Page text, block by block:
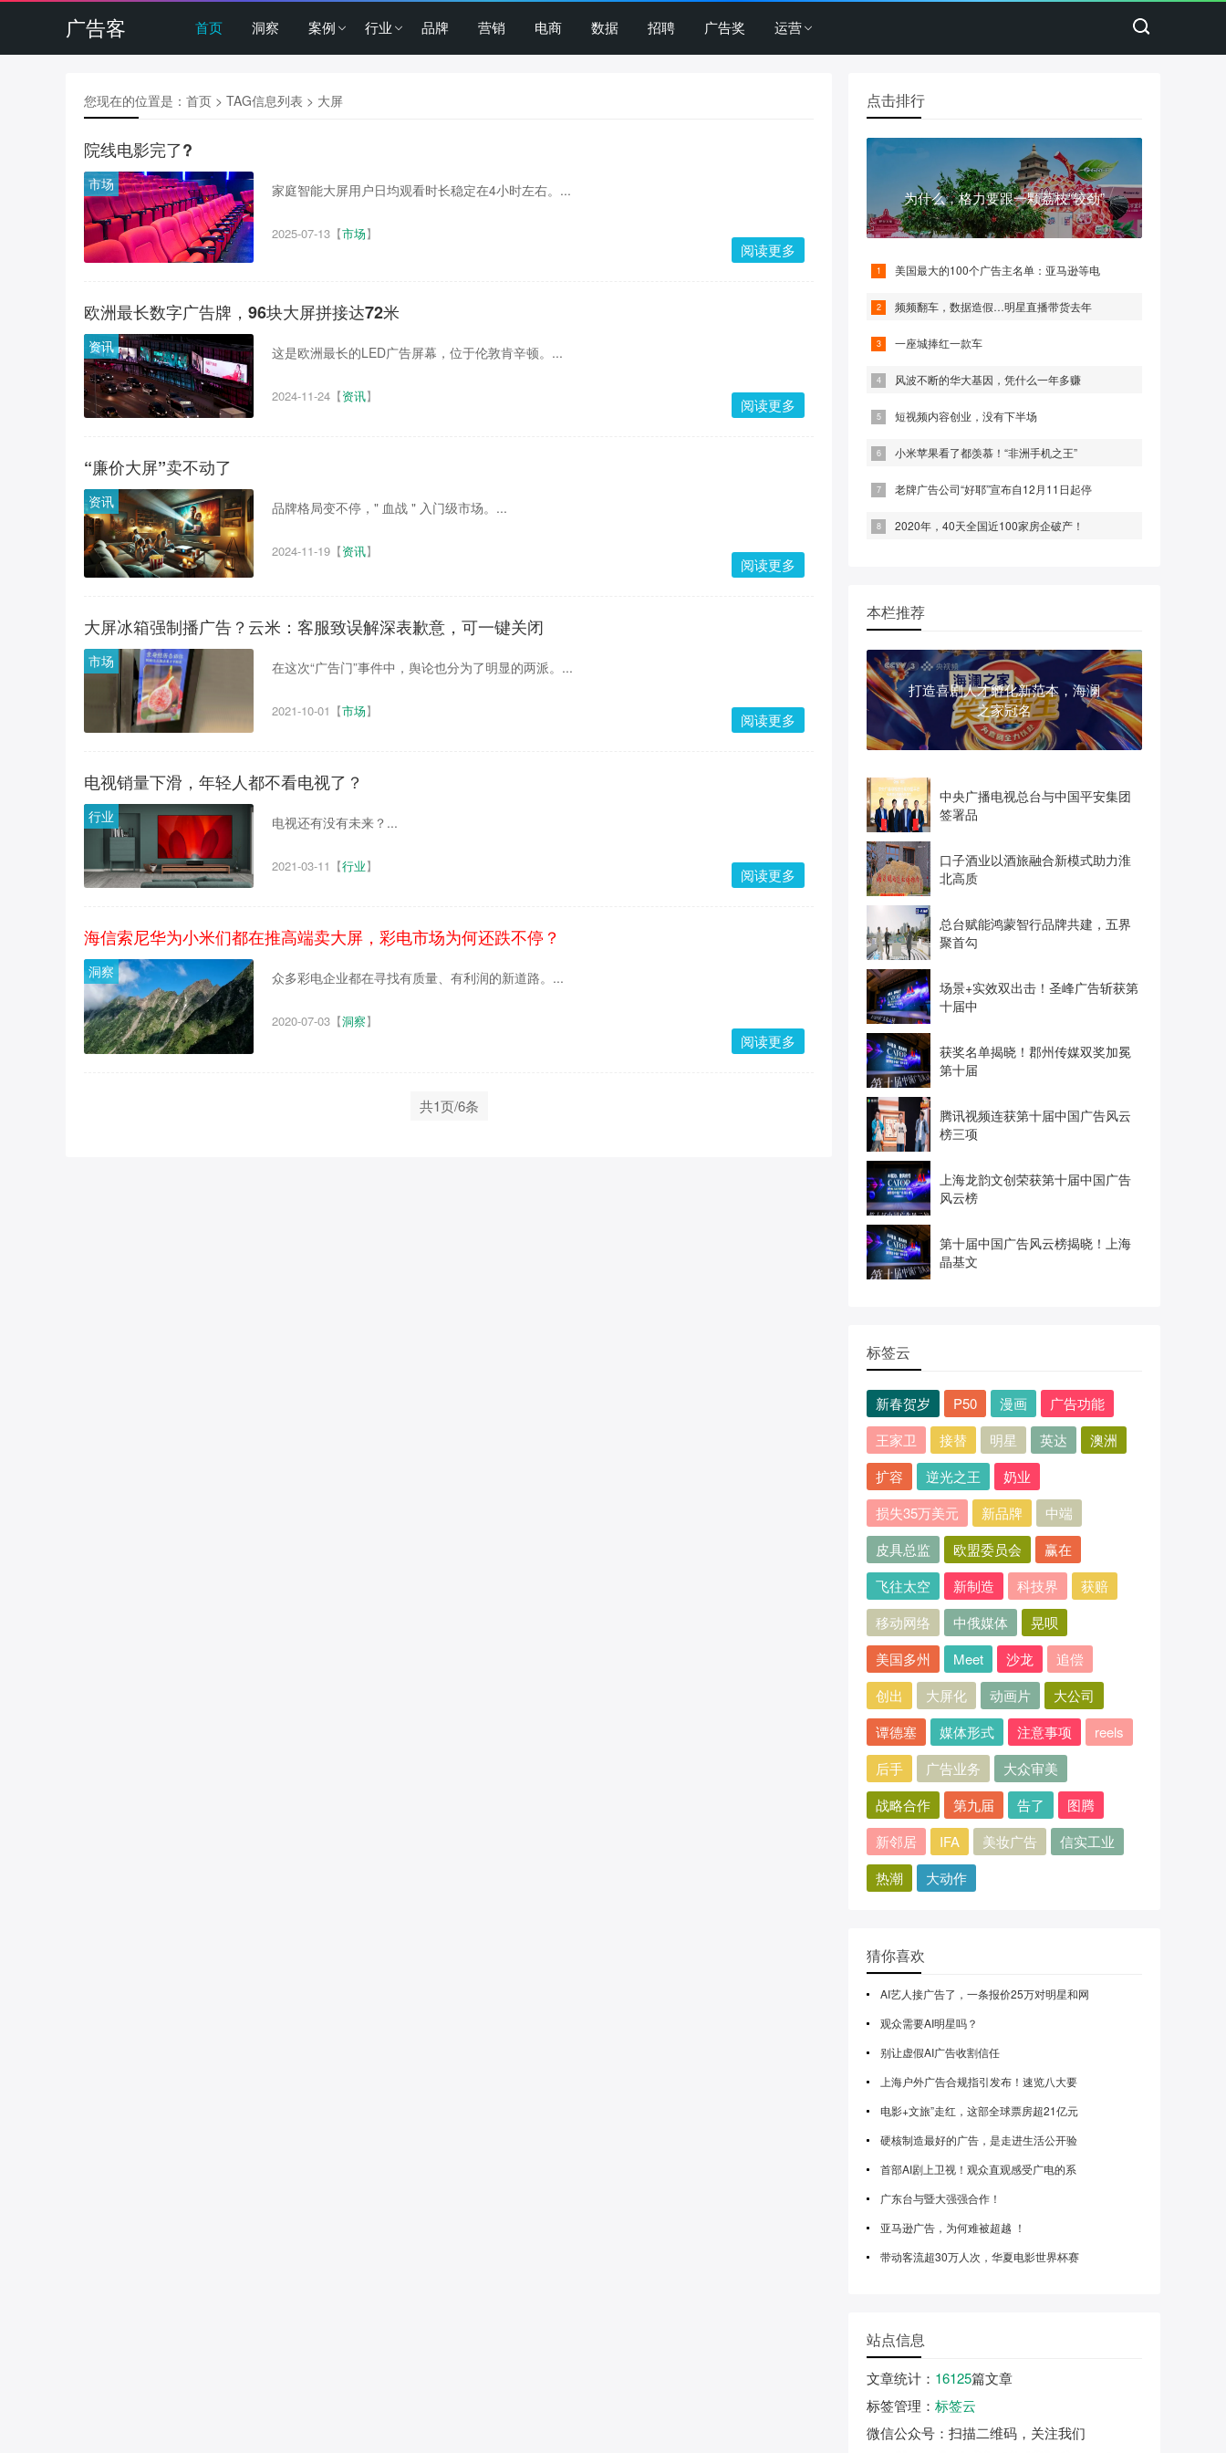
广告客 首页 洞察 案例 行业 品牌 营销 电商 数据 招聘 广告奖 运营
您现在的位置是： 首页 > TAG信息列表 > 大屏
院线电影完了?
市场 家庭智能大屏用户日均观看时长稳定在4小时左右。...
2025-07-13【市场】
阅读更多
欧洲最长数字广告牌，96块大屏拼接达72米
资讯 这是欧洲最长的LED广告屏幕，位于伦敦肯辛顿。...
2024-11-24【资讯】 阅读更多
“廉价大屏”卖不动了
资讯 品牌格局变不停，" 血战 " 入门级市场。...
2024-11-19【资讯】
阅读更多
大屏冰箱强制播广告？云米：客服致误解深表歉意，可一键关闭
市场 在这次“广告门”事件中，舆论也分为了明显的两派。...
2021-10-01 【市场】 阅读更多
电视销量下滑，年轻人都不看电视了？
行业 电视还有没有未来？...
2021-03-11 【行业】 阅读更多
海信索尼华为小米们都在推高端卖大屏，彩电市场为何还跌不停？
洞察 众多彩电企业都在寻找有质量、有利润的新道路。...
2020-07-03【洞察】
阅读更多
共1页/6条
点击排行
为什么，格力要跟一颗荔枝“较劲”
美国最大的100个广告主名单：亚马逊等电
频频翻车，数据造假…明星直播带货去年
一座城捧红一款车
风波不断的华大基因，凭什么一年多赚
短视频内容创业，没有下半场
小米苹果看了都羡慕！“非洲手机之王”
老牌广告公司“好耶”宣布自12月11日起停
2020年，40天全国近100家房企破产！
本栏推荐
打造喜剧人才孵化新范本，海澜
之家冠名
中央广播电视总台与中国平安集团
签署品
口子酒业以酒旅融合新模式助力淮
北高质
总台赋能鸿蒙智行品牌共建，五界
聚首勾
场景+实效双出击！圣峰广告斩获第
十届中
获奖名单揭晓！郡州传媒双奖加冕
第十届
腾讯视频连获第十届中国广告风云
榜三项
上海龙韵文创荣获第十届中国广告
风云榜
第十届中国广告风云榜揭晓！上海
晶基文
标签云
新春贺岁 P50 漫画
广告功能
王家卫
接替 明星 英达
澳洲
扩容
逆光之王
奶业
损失35万美元
新品牌
中端
皮具总监
欧盟委员会
赢在
飞往太空
新制造 科技界
获赔
移动网络
中俄媒体
晃呗
美国多州
Meet 沙龙
追偿
创出
大屏化 动画片
大公司
谭德塞
媒体形式 注意事项
reels
后手
广告业务
大众审美
战略合作
第九届 告了
图腾
新邻居
IFA 美妆广告
信实工业
热潮
大动作
猜你喜欢
AI艺人接广告了，一条报价25万对明星和网
观众需要AI明星吗？
别让虚假AI广告收割信任
上海户外广告合规指引发布！速览八大要
电影+文旅”走红，这部全球票房超21亿元
硬核制造最好的广告，是走进生活公开验
首部AI剧上卫视！观众直观感受广电的系
广东台与暨大强强合作！
亚马逊广告，为何难被超越 ！
带动客流超30万人次，华夏电影世界杯赛
站点信息
文章统计 ： 16125篇文章
标签管理 ： 标签云
微信公众号 ：扫描二维码，关注我们